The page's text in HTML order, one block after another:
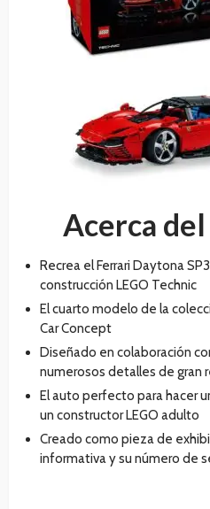
Acerca
Recrea el Ferrari Daytona
construcción LEGO Technic
El cuarto modelo de la
Car Concept
Diseñado en colaboración
numerosos detalles de gran
El auto perfecto para hacer
un constructor LEGO adulto
Creado como pieza de
informativa y su número de